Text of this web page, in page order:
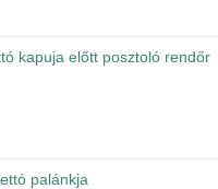
kapuja előtt posztoló rendőr
palánkja